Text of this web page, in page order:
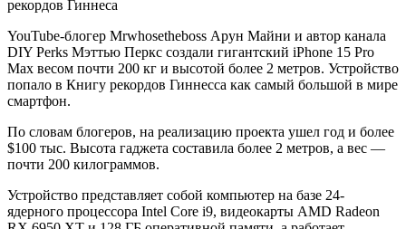
YouTube-блогер Mrwhosetheboss Арун Майни и автор канала
DIY Perks Мэттью Перкс создали гигантский iPhone 15 Pro
Max весом почти 200 кг и высотой более 2 метров. Устройство
попало в Книгу рекордов Гиннесса как самый большой в мире
смартфон.
По словам блогеров, на реализацию проекта ушел год и более
$100 тыс. Высота гаджета составила более 2 метров, а вес —
почти 200 килограммов.
Устройство представляет собой компьютер на базе 24-
ядерного процессора Intel Core i9, видеокарты AMD Radeon